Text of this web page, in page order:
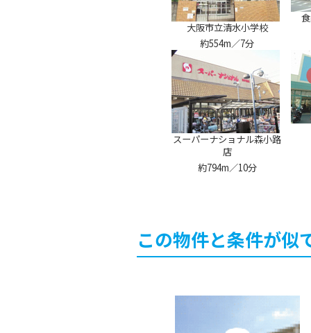
大阪市立清水小学校
約554m／7分
スーパーナショナル森小路
店
約794m／10分
この物件と条件が似